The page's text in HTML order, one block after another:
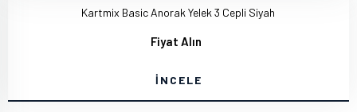
Kartmix Basic Anorak Yelek 3 Cepli Siyah
Fiyat Alın
İNCELE